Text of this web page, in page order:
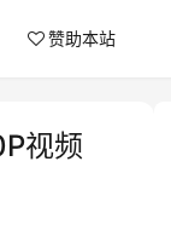
赞助本站
视频